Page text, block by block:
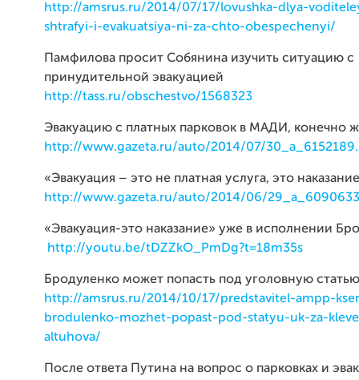
http://amsrus.ru/2014/07/17/lovushka-dlya-
shtrafyi-i-evakuatsiya-ni-za-chto-obespechenyi/
Памфилова просит Собянина изучить ситуацию с
принудительной эвакуацией
http://tass.ru/obschestvo/1568323
Эвакуацию с платных парковок в МАДИ, конечно
http://www.gazeta.ru/auto/2014/07/
«Эвакуация – это не платная услуга, это
http://www.gazeta.ru/auto/2014/06/
«Эвакуация-это наказание» уже в исполнении
http://youtu.be/tDZZkO_PmDg?t=18m35s
Бродуленко может попасть под уголовную статью
http://amsrus.ru/2014/10/17/predstavitel-ampp-
brodulenko-mozhet-popast-pod-statyu-uk-za-
altuhova/
После ответа Путина на вопрос о парковках и